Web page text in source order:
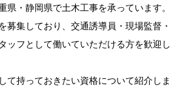
県・静岡県で土木工事を承っています。
募集しており、交通誘導員・現場監督・
ッフとして働いていただける方を歓迎し
て持っておきたい資格について紹介しま